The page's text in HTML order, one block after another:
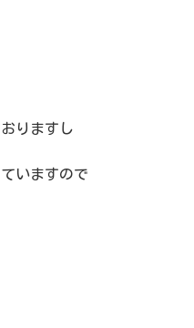
りますし
いますので